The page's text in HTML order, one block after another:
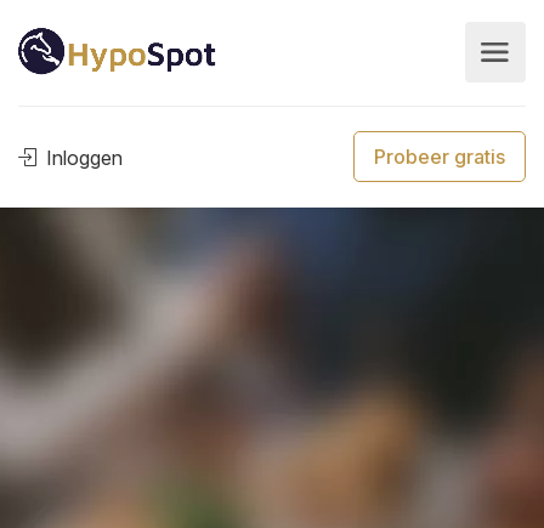
Inloggen Probeer gratis